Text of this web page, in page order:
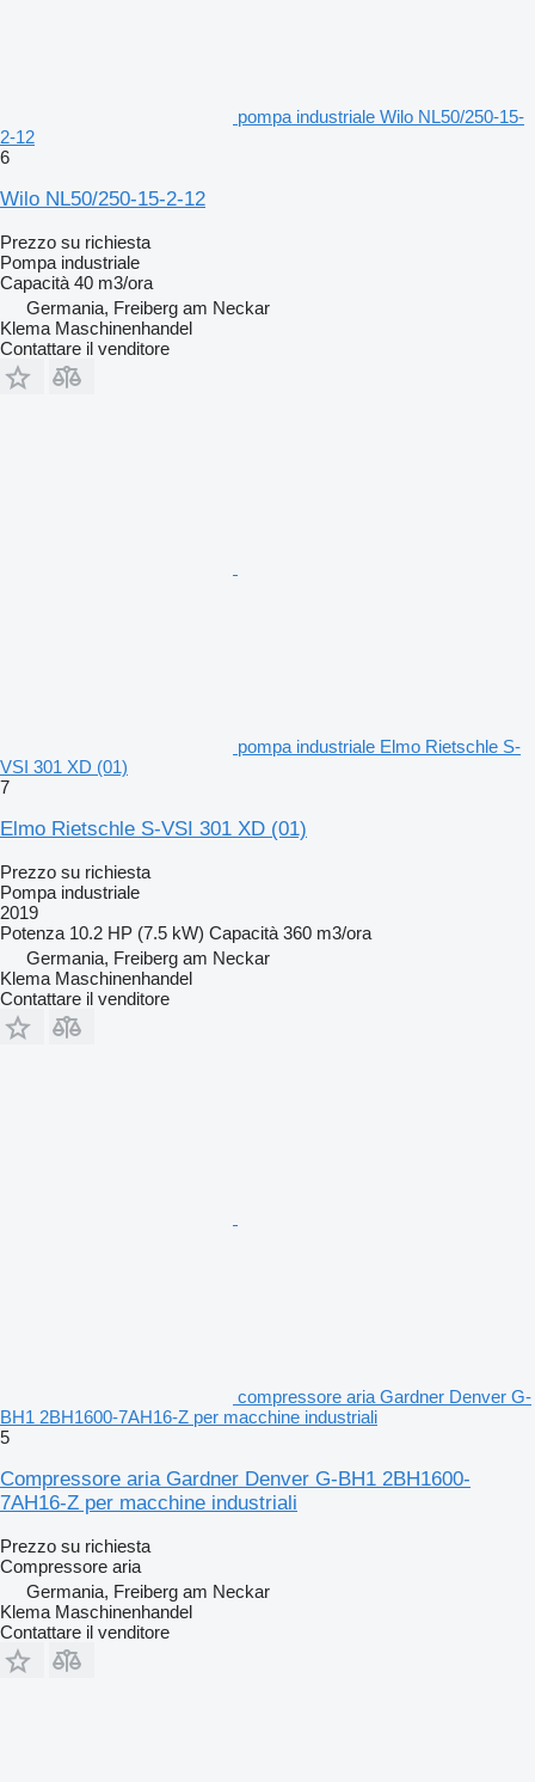
pompa industriale Wilo NL50/250-15-
2-12
6
Wilo NL50/250-15-2-12
Prezzo su richiesta
Pompa industriale
Capacità 40 m3/ora
Germania, Freiberg am Neckar
Klema Maschinenhandel
Contattare il venditore
pompa industriale Elmo Rietschle S-
VSI 301 XD (01)
7
Elmo Rietschle S-VSI 301 XD (01)
Prezzo su richiesta
Pompa industriale
2019
Potenza 10.2 HP (7.5 kW) Capacità 360 m3/ora
Germania, Freiberg am Neckar
Klema Maschinenhandel
Contattare il venditore
compressore aria Gardner Denver G-
BH1 2BH1600-7AH16-Z per macchine industriali
5
Compressore aria Gardner Denver G-BH1 2BH1600-
7AH16-Z per macchine industriali
Prezzo su richiesta
Compressore aria
Germania, Freiberg am Neckar
Klema Maschinenhandel
Contattare il venditore